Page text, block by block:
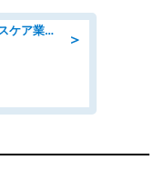
＞
08月開始/「土日祝休み」ヘルスケア業界の産業保健師/高時給/未経験OK/要資格:保健師、正看護師